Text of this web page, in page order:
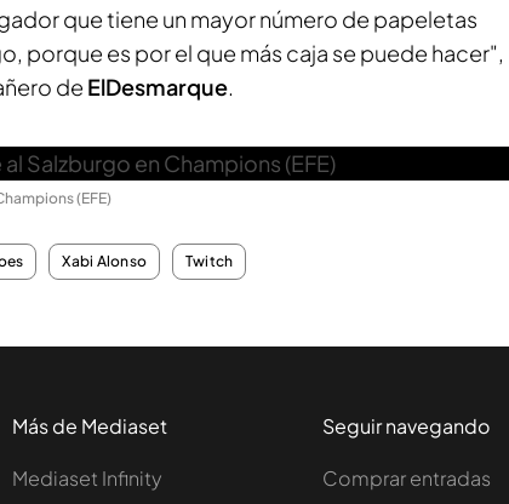
que tiene un mayor número de papeletas
porque es por el que más caja se puede hacer",
de ElDesmarque.
(EFE)
Xabi Alonso Twitch
Más de Mediaset
Mediaset Infinity
Seguir navegando
Comprar entradas